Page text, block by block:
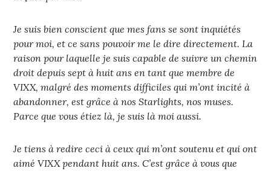
Je suis bien conscient que mes fans se sont inquiétés
pour moi, et ce sans pouvoir me le dire directement. La
raison pour laquelle je suis capable de suivre un chemin
droit depuis sept à huit ans en tant que membre de
VIXX, malgré des moments difficiles qui m’ont incité à
abandonner, est grâce à nos Starlights, nos muses.
Parce que vous étiez là, je suis là moi aussi.
Je tiens à redire ceci à ceux qui m’ont soutenu et qui ont
aimé VIXX pendant huit ans. C’est grâce à vous que